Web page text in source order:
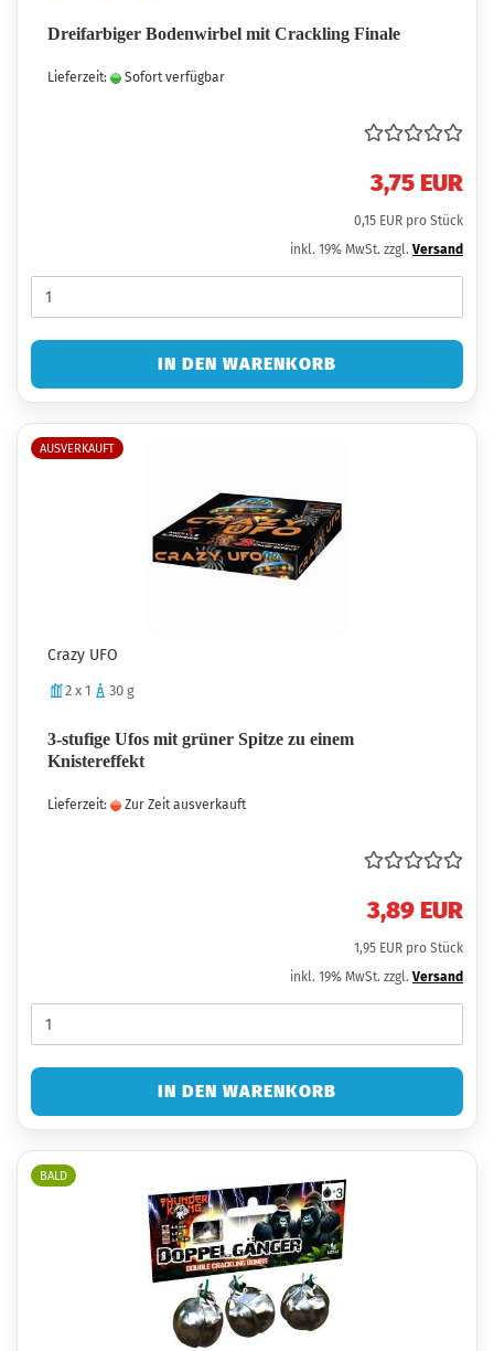
Dreifarbiger Bodenwirbel mit Crackling Finale
Lieferzeit: Sofort verfügbar
3,75 EUR
0,15 EUR pro Stück
inkl. 19% MwSt. zzgl. Versand
IN DEN WARENKORB
AUSVERKAUFT
Crazy UFO
2 x 1 30 g
3-stufige Ufos mit grüner Spitze zu einem
Knistereffekt
Lieferzeit: Zur Zeit ausverkauft
3,89 EUR
1,95 EUR pro Stück
inkl. 19% MwSt. zzgl. Versand
IN DEN WARENKORB
BALD